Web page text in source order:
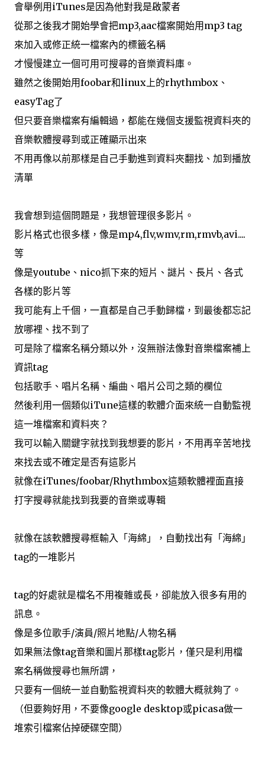
會舉例用iTunes是因為他對我是啟蒙者
從那之後我才開始學會把mp3,aac檔案開始用mp3 tag
來加入或修正統一檔案內的標籤名稱
才慢慢建立一個可用可搜尋的音樂資料庫。
雖然之後開始用foobar和linux上的rhythmbox、
easyTag了
但只要音樂檔案有編輯過，都能在幾個支援監視資料夾的
音樂軟體搜尋到或正確顯示出來
不用再像以前那樣是自己手動進到資料夾翻找、加到播放
清單
我會想到這個問題是，我想管理很多影片。
影片格式也很多樣，像是mp4,flv,wmv,rm,rmvb,avi....
等
像是youtube、nico抓下來的短片、謎片、長片、各式
各樣的影片等
我可能有上千個，一直都是自己手動歸檔，到最後都忘記
放哪裡、找不到了
可是除了檔案名稱分類以外，沒無辦法像對音樂檔案補上
資訊tag
包括歌手、唱片名稱、編曲、唱片公司之類的欄位
然後利用一個類似iTune這樣的軟體介面來統一自動監視
這一堆檔案和資料夾？
我可以輸入關鍵字就找到我想要的影片，不用再辛苦地找
來找去或不確定是否有這影片
就像在iTunes/foobar/Rhythmbox這類軟體裡面直接
打字搜尋就能找到我要的音樂或專輯
就像在該軟體搜尋框輸入「海綿」，自動找出有「海綿」
tag的一堆影片
tag的好處就是檔名不用複雜或長，卻能放入很多有用的
訊息。
像是多位歌手/演員/照片地點/人物名稱
如果無法像tag音樂和圖片那樣tag影片，僅只是利用檔
案名稱做搜尋也無所謂，
只要有一個統一並自動監視資料夾的軟體大概就夠了。
（但要夠好用，不要像google desktop或picasa做一
堆索引檔案佔掉硬碟空間）